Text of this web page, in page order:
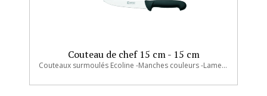
Couteau de chef 15 cm - 15 cm
Couteaux surmoulés Ecoline -Manches couleurs -Lame en acier inoxydable trempé 54-56 HRC -Manche en polypropylène